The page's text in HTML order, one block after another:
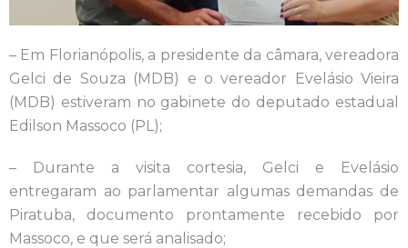
– Em Florianópolis, a presidente da câmara, vereadora
Gelci de Souza (MDB) e o vereador Evelásio Vieira
(MDB) estiveram no gabinete do deputado estadual
Edilson Massoco (PL);
– Durante a visita cortesia, Gelci e Evelásio
entregaram ao parlamentar algumas demandas de
Piratuba, documento prontamente recebido por
Massoco, e que será analisado;